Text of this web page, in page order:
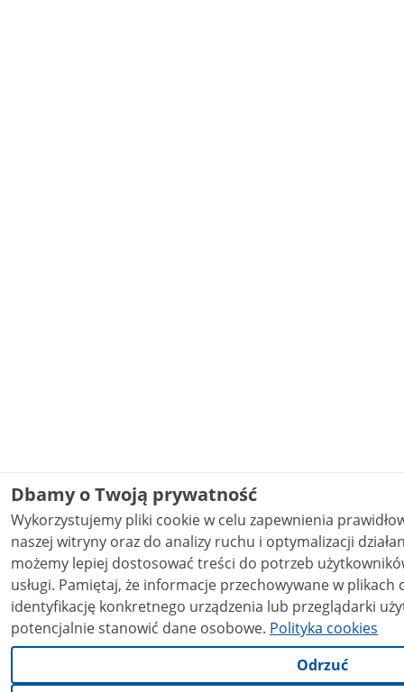
Dbamy o Twoją prywatność
Wykorzystujemy pliki cookie w celu zapewnienia
naszej witryny oraz do analizy ruchu i optymalizacji działania
możemy lepiej dostosować treści do potrzeb
usługi. Pamiętaj, że informacje przechowywane w plikach cookie mogą pozwalać na
identyfikację konkretnego urządzenia lub przeglądarki
potencjalnie stanowić dane osobowe. Polityka cookies
Odrzuć